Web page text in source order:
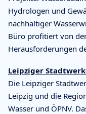
Hydrologen und
nachhaltiger
Büro profitiert von
Herausforderungen
Leipziger
Die Leipziger
Leipzig und die
Wasser und ÖPNV.